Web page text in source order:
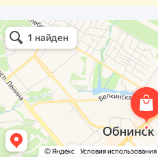
Олди Строй
Фасады и фасадные системы в Обнинске
Оргстекло, поликарбонат в Обнинске